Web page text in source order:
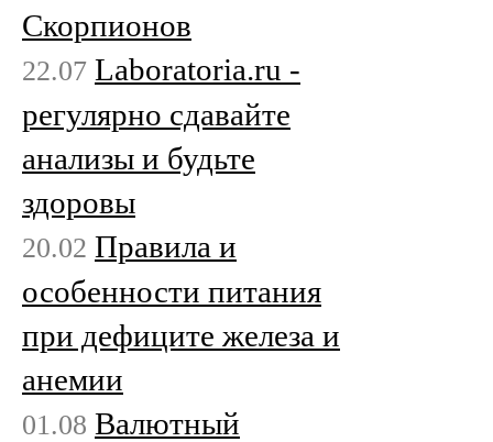
Скорпионов
22.07 Laboratoria.ru -
регулярно сдавайте
анализы и будьте
здоровы
20.02 Правила и
особенности питания
при дефиците железа и
анемии
01.08 Валютный